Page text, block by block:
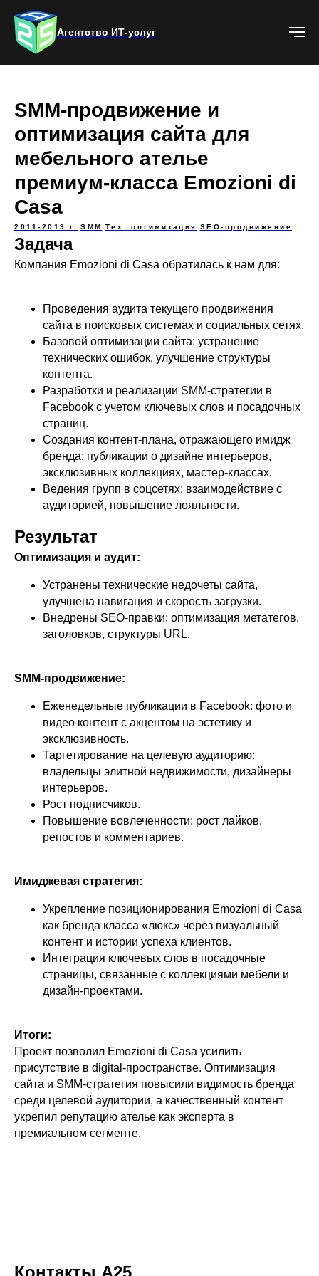
Агентство ИТ-услуг
SMM-продвижение и
оптимизация сайта для
мебельного ателье
премиум-класса Emozioni di
Casa
2011-2019 г. SMM Тех. оптимизация SEO-продвижение
Задача
Компания Emozioni di Casa обратилась к нам для:
Проведения аудита текущего продвижения
сайта в поисковых системах и социальных сетях.
Базовой оптимизации сайта: устранение
технических ошибок, улучшение структуры
контента.
Разработки и реализации SMM-стратегии в
Facebook с учетом ключевых слов и посадочных
страниц.
Создания контент-плана, отражающего имидж
бренда: публикации о дизайне интерьеров,
эксклюзивных коллекциях, мастер-классах.
Ведения групп в соцсетях: взаимодействие с
аудиторией, повышение лояльности.
Результат
Оптимизация и аудит:
Устранены технические недочеты сайта,
улучшена навигация и скорость загрузки.
Внедрены SEO-правки: оптимизация метатегов,
заголовков, структуры URL.
SMM-продвижение:
Еженедельные публикации в Facebook: фото и
видео контент с акцентом на эстетику и
эксклюзивность.
Таргетирование на целевую аудиторию:
владельцы элитной недвижимости, дизайнеры
интерьеров.
Рост подписчиков.
Повышение вовлеченности: рост лайков,
репостов и комментариев.
Имиджевая стратегия:
Укрепление позиционирования Emozioni di Casa
как бренда класса «люкс» через визуальный
контент и истории успеха клиентов.
Интеграция ключевых слов в посадочные
страницы, связанные с коллекциями мебели и
дизайн-проектами.
Итоги:
Проект позволил Emozioni di Casa усилить
присутствие в digital-пространстве. Оптимизация
сайта и SMM-стратегия повысили видимость бренда
среди целевой аудитории, а качественный контент
укрепил репутацию ателье как эксперта в
премиальном сегменте.
Контакты А25